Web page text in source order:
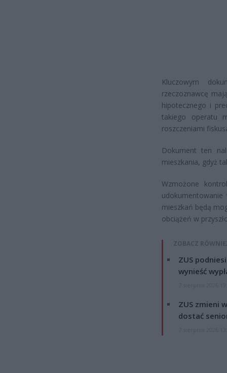
Kluczowym
rzeczoznawcę
hipotecznego i
takiego operatu
roszczeniami
Dokument ten
mieszkania, gdyż
Wzmożone
mieszkań będą
obciążeń w
ZOBACZ
ZUS
wynieść
ZUS zmieni
dostać